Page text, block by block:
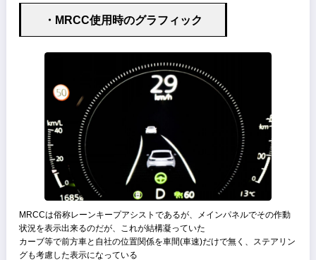
ールドできるタイプを購入した
これであればエアコン吹き出し口を殺さずにスマホが設置できる
マグネット式なので少しずらして風を当てることも可能、真夏などの
マホはGPSを使用すると超高温になるので風で冷やすこともできる
ワイヤレスチャージも欲しいところであったが、私の場合CarPlayに
するので有線接続は必須なのでワイヤレスチャージャーは不要